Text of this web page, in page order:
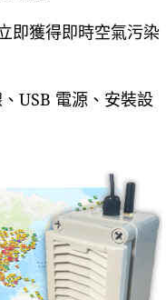
即獲得即時空氣污染
USB 電源、安裝設